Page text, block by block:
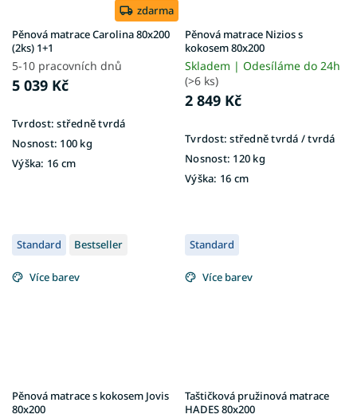
zdarma
Pěnová matrace Carolina 80x200
(2ks) 1+1
5-10 pracovních dnů
5 039 Kč
Tvrdost: středně tvrdá
Nosnost: 100 kg
Výška: 16 cm
Pěnová matrace Nizios s
kokosem 80x200
Skladem | Odesíláme do 24h
(>6 ks)
2 849 Kč
Tvrdost: středně tvrdá / tvrdá
Nosnost: 120 kg
Výška: 16 cm
Standard Bestseller
Více barev
Pěnová matrace s kokosem Jovis
80x200
Standard
Více barev
Taštičková pružinová matrace
HADES 80x200